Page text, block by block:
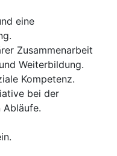
eine
Zusammenarbeit
Weiterbildung.
Kompetenz.
bei der
Abläufe.